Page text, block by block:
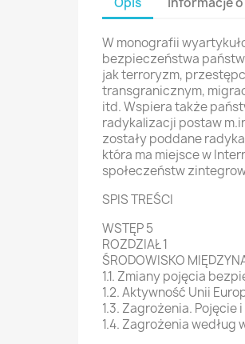
W monografii
bezpieczeństwa
jak terroryzm,
transgranicznym,
itd. Wspiera także
radykalizacji postaw
zostały poddane
która ma miejsce w
społeczeństw
SPIS TREŚCI
WSTĘP 5
ROZDZIAŁ 1
ŚRODOWISKO
1.1. Zmiany pojęcia
1.2. Aktywność Unii
1.3. Zagrożenia. Pojęcie i
1.4. Zagrożenia według